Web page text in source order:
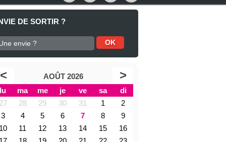
DE SORTIR ?
< AOÛT 2026 >
lu ma me je ve sa
di
28 29 30 31 1
2
3
4 5 6 7 8
9
11 12 13 14 15
16